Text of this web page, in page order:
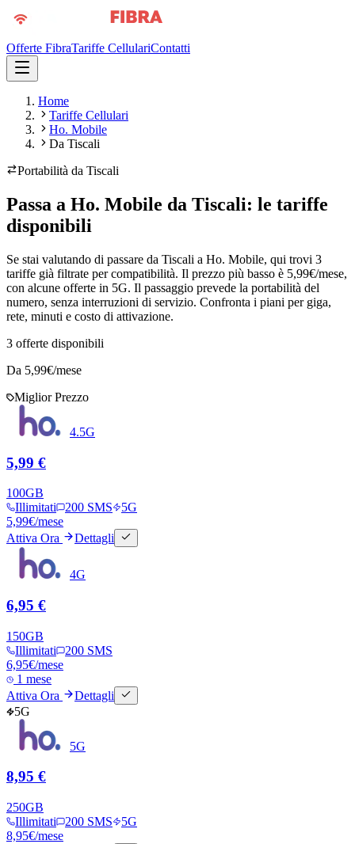
Offerte FibraTariffe CellulariContatti
Home
Tariffe Cellulari
Ho. Mobile
Da Tiscali
Portabilità da Tiscali
Passa a Ho. Mobile da Tiscali: le tariffe
disponibili
Se stai valutando di passare da Tiscali a Ho. Mobile, qui trovi 3
tariffe già filtrate per compatibilità. Il prezzo più basso è 5,99€/mese,
con alcune offerte in 5G. Il passaggio prevede la portabilità del
numero, senza interruzioni di servizio. Confronta i piani per giga,
rete, minuti e costo di attivazione.
3 offerte disponibili
Da 5,99€/mese
Miglior Prezzo
4.5G
5,99 €
100GB
Illimitati
200 SMS
5G
5,99€/mese
Attiva Ora
Dettagli
4G
6,95 €
150GB
Illimitati
200 SMS
6,95€/mese
1 mese
Attiva Ora
Dettagli
5G
5G
8,95 €
250GB
Illimitati
200 SMS
5G
8,95€/mese